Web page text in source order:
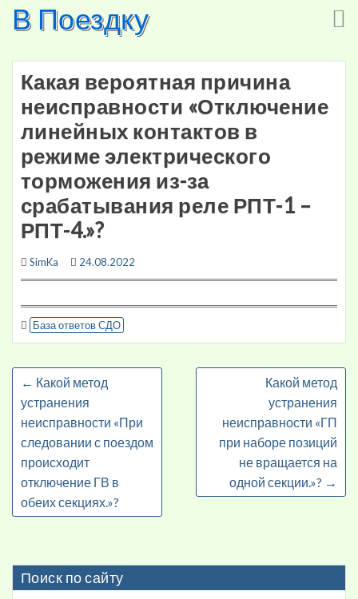
SkipВ Поездку
Какая вероятная причина
неисправности «Отключение
линейных контактов в
режиме электрического
торможения из-за
срабатывания реле РПТ-1 –
РПТ-4.»?
SimKa 24.08.2022
База ответов СДО
← Какой метод
устранения
неисправности «При
следовании с поездом
происходит
отключение ГВ в
обеих секциях.»?
Какой метод
устранения
неисправности «ГП
при наборе позиций
не вращается на
одной секции.»? →
Поиск по сайту